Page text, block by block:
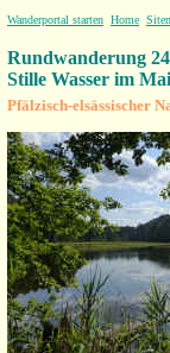
Wanderportal starten Home
Rundwanderung
Stille Wasser im
Pfälzisch-elsässischer